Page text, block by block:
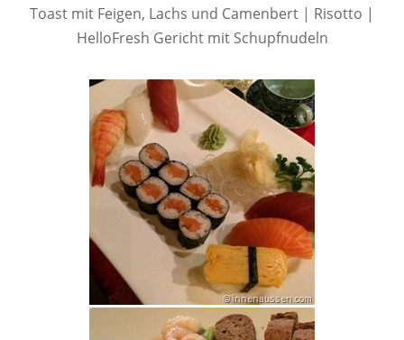
Toast mit Feigen, Lachs und Camenbert | Risotto |
HelloFresh Gericht mit Schupfnudeln